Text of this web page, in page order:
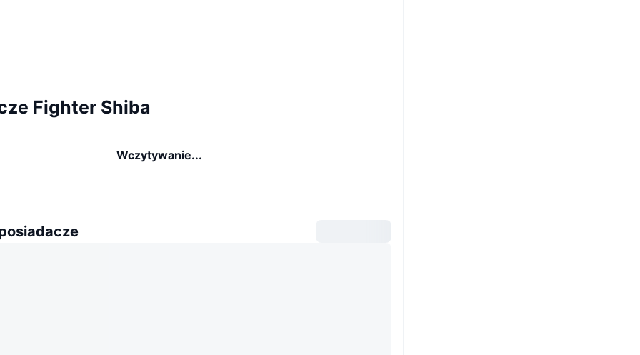
Fighter Shiba
Wczytywanie...